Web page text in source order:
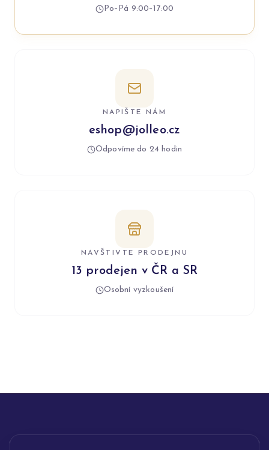
Po–Pá 9:00–17:00
NAPIŠTE NÁM
eshop@jolleo.cz
Odpovíme do 24 hodin
NAVŠTIVTE PRODEJNU
13 prodejen v ČR a SR
Osobní vyzkoušení